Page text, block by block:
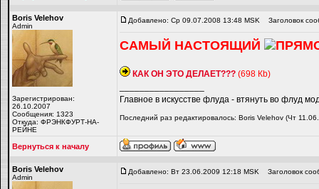
Boris Velehov
Admin
Зарегистрирован:
26.10.2007
Сообщения: 1323
Откуда: ФРЭНКФУРТ-НА-
РЕЙНЕ
Добавлено: Ср 09.07.2008 13:48 MSK Заголовок
САМЫЙ НАСТОЯЩИЙ
КАК ОН ЭТО ДЕЛАЕТ??? (698 Кb)
Главное в искусстве флуда - втянуть во флуд
Последний раз редактировалось: Boris Velehov (Чт
Вернуться к началу
Boris Velehov
Admin
Добавлено: Вт 23.06.2009 12:18 MSK Заголовок